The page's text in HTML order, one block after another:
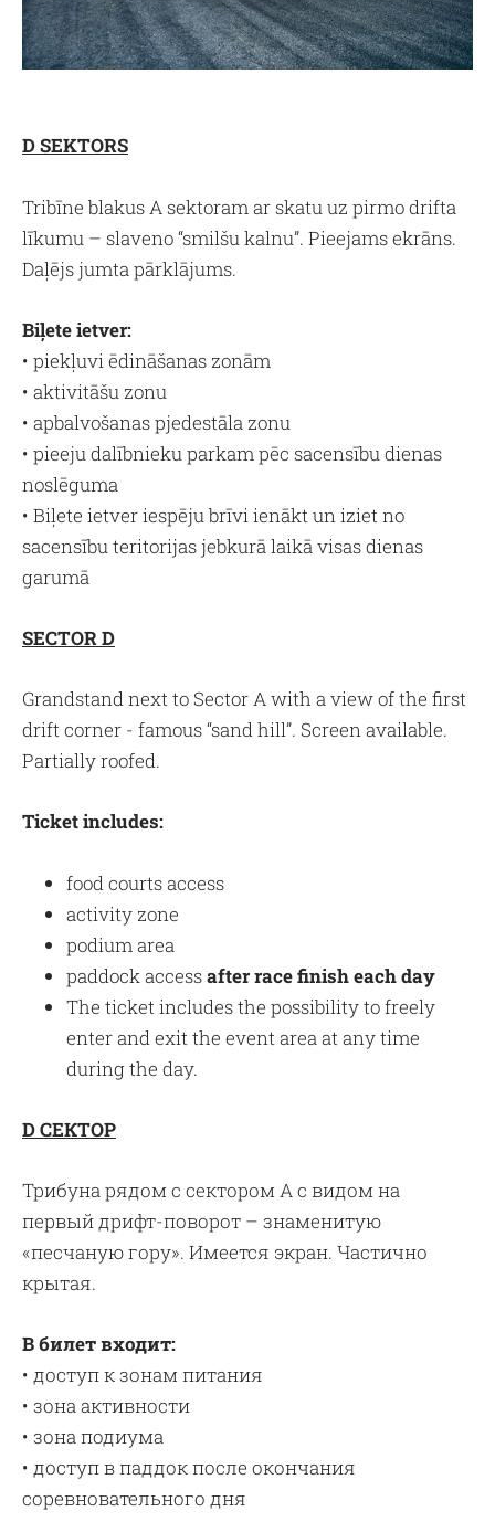
D SEKTORS
Tribīne blakus A sektoram ar skatu uz pirmo drifta
līkumu – slaveno “smilšu kalnu”. Pieejams ekrāns.
Daļējs jumta pārklājums.
Biļete ietver:
• piekļuvi ēdināšanas zonām
• aktivitāšu zonu
• apbalvošanas pjedestāla zonu
• pieeju dalībnieku parkam pēc sacensību dienas
noslēguma
• Biļete ietver iespēju brīvi ienākt un iziet no
sacensību teritorijas jebkurā laikā visas dienas
garumā
SECTOR D
Grandstand next to Sector A with a view of the first
drift corner - famous “sand hill”. Screen available.
Partially roofed.
Ticket includes:
food courts access
activity zone
podium area
paddock accessafter race finish each day
The ticket includes the possibility to freely
enter and exit the event area at any time
during the day.
D СЕКТОР
Трибуна рядом с сектором A с видом на
первый дрифт-поворот – знаменитую
«песчаную гору». Имеется экран. Частично
крытая.
В билет входит:
• доступ к зонам питания
• зона активности
• зона подиума
• доступ в паддок после окончания
соревновательного дня